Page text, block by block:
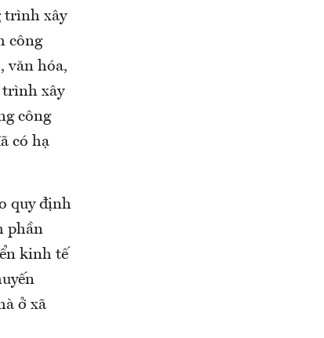
trình xây
công
văn hóa,
trình xây
công
có hạ
quy định
phần
kinh tế
ở xã